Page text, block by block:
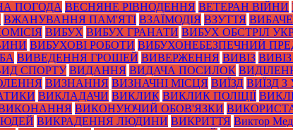
ПОГОДА ВЕСНЯНЕ РІВНОДЕННЯ ВЕТЕРАН ВІЙНИ
ВЖАНУВАННЯ ПАМ'ЯТІ ВЗАЇМОДІЯ ВЗУТТЯ
ВИБУХ ВИБУХ ГРАНАТИ ВИБУХ ОБСТРІЛ
ВИБУХОВІ РОБОТИ ВИБУХОНЕБЕЗПЕЧНИЙ
ВИВЕДЕННЯ ГРОШЕЙ ВИВЕРЖЕННЯ ВИВІЗ
СПОРТУ ВИДАННЯ ВИДАЧА ПОСИЛОК
ВИЗНАННЯ ВИЗНАЧНІ МІСЦЯ ВИЇЗД ВИЇЗД З
ВИКЛАДАЧИ ВИКЛИК ВИКЛИК ПОЛІЦІЇ
ВИКОНУЮЧИЙ ОБОВ'ЯЗКИ
ВИКРАДЕННЯ ЛЮДИНИ ВИКРИТТЯ Виктор